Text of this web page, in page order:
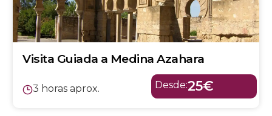
Visita Guiada a Medina Azahara
3 horas aprox. Desde:25€